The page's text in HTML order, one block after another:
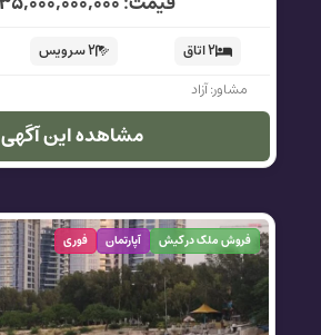
۲ اتاق ۲ سرویس
مشاور: آزاد
مشاهده این آگهی
فروش ملک در کیش آپارتمان فوری